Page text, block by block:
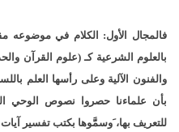
فالمجال الأول: الكلام في موضوعه
بالعلوم الشرعية كـ (علوم القرآن
والفنون الآلية وعلى رأسها العلم
بأن علماءنا حصروا نصوص الوحي
للتعريف بها، َوسمََّوها بكتب تفسير آيات